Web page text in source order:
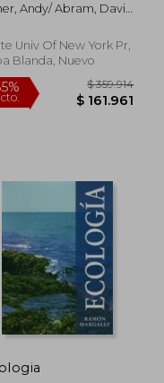
55%
Andy/ Abram, David
Univ Of New York Pr,
Blanda, Nuevo